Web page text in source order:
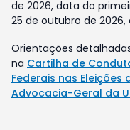
de 2026, data do
25 de outubro de
Orientações
na Cartilha de
Federais nas
Advocacia-Geral da